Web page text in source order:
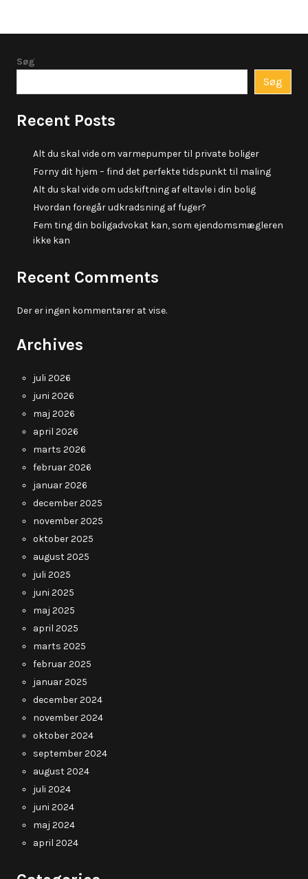
Søg
Søg
Recent Posts
Alt du skal vide om varmepumper til private boliger
Forny dit hjem – find det perfekte tidspunkt til maling
Alt du skal vide om udskiftning af eltavle i din bolig
Hvordan foregår udkradsning af fuger?
Fem ting din boligadvokat kan, som ejendomsmægleren
ikke kan
Recent Comments
Der er ingen kommentarer at vise.
Archives
juli 2026
juni 2026
maj 2026
april 2026
marts 2026
februar 2026
januar 2026
december 2025
november 2025
oktober 2025
august 2025
juli 2025
juni 2025
maj 2025
april 2025
marts 2025
februar 2025
januar 2025
december 2024
november 2024
oktober 2024
september 2024
august 2024
juli 2024
juni 2024
maj 2024
april 2024